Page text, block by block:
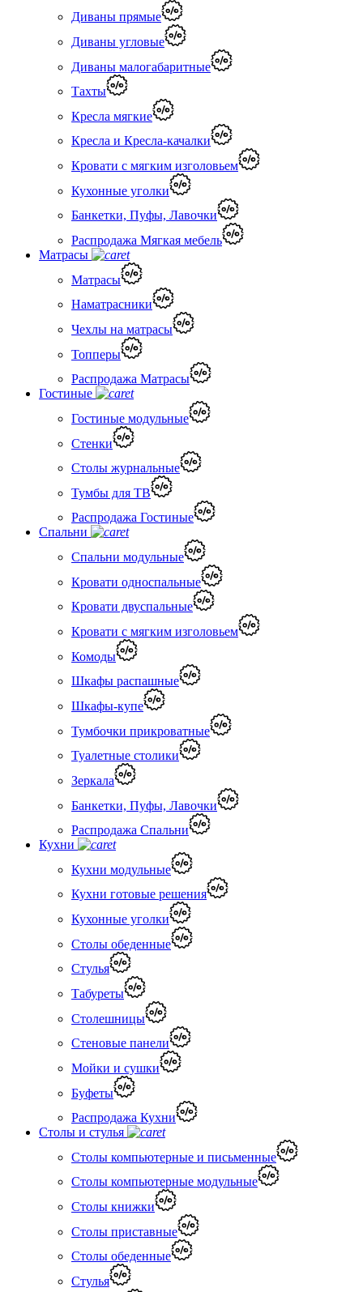
Диваны прямые
Диваны угловые
Диваны малогабаритные
Тахты
Кресла мягкие
Кресла и Кресла-качалки
Кровати с мягким изголовьем
Кухонные уголки
Банкетки, Пуфы, Лавочки
Распродажа Мягкая мебель
Матрасы
Матрасы
Наматрасники
Чехлы на матрасы
Топперы
Распродажа Матрасы
Гостиные
Гостиные модульные
Стенки
Столы журнальные
Тумбы для ТВ
Распродажа Гостиные
Спальни
Спальни модульные
Кровати односпальные
Кровати двуспальные
Кровати с мягким изголовьем
Комоды
Шкафы распашные
Шкафы-купе
Тумбочки прикроватные
Туалетные столики
Зеркала
Банкетки, Пуфы, Лавочки
Распродажа Спальни
Кухни
Кухни модульные
Кухни готовые решения
Кухонные уголки
Столы обеденные
Стулья
Табуреты
Столешницы
Стеновые панели
Мойки и сушки
Буфеты
Распродажа Кухни
Столы и стулья
Столы компьютерные и письменные
Столы компьютерные модульные
Столы книжки
Столы приставные
Столы обеденные
Стулья